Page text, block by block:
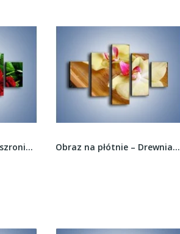
Obraz na płótnie – Oszronione czerwone róże –... Obraz na płótnie – Drewniana łódeczka z...